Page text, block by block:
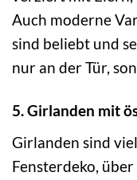
Auch moderne
sind beliebt und
nur an der Tür,
5. Girlanden mit
Girlanden sind
Fensterdeko,